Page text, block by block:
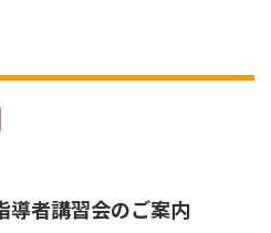
者講習会のご案内
i